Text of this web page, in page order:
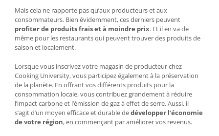
Mais cela ne rapporte pas qu’aux producteurs et aux
consommateurs. Bien évidemment, ces derniers peuvent
profiter de produits frais et à moindre prix. Et il en va de
même pour les restaurants qui peuvent trouver des produits de
saison et localement.
Lorsque vous inscrivez votre magasin de producteur chez
Cooking University, vous participez également à la préservation
de la planète. En offrant vos différents produits pour la
consommation locale, vous contribuez grandement à réduire
l’impact carbone et l’émission de gaz à effet de serre. Aussi, il
s’agit d’un moyen efficace et durable dedévelopper l’économie
de votre région, en commençant par améliorer vos revenus.